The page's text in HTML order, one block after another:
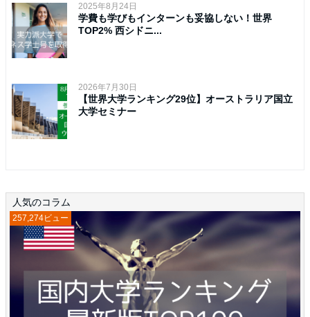
2025年8月24日
学費も学びもインターンも妥協しない！世界
TOP2% 西シドニ...
2026年7月30日
【世界大学ランキング29位】オーストラリア国立
大学セミナー
人気のコラム
257,274ビュー